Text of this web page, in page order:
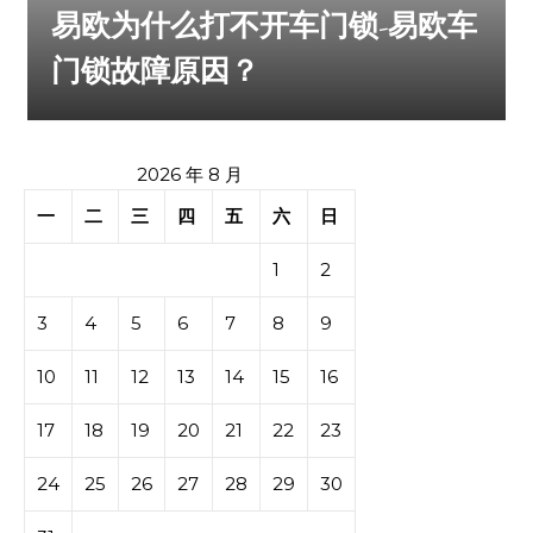
易欧为什么打不开车门锁-易欧车
门锁故障原因？
2026 年 8 月
一
二 三 四 五 六 日
1 2
3 4 5 6 7 8 9
10 11 12 13 14 15 16
17 18 19 20 21 22 23
24 25 26 27 28 29 30